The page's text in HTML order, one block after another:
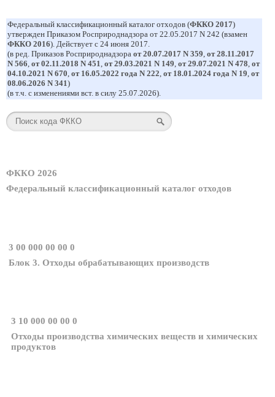
Федеральный классификационный каталог отходов (ФККО 2017)
утвержден Приказом Росприроднадзора от 22.05.2017 N 242 (взамен
ФККО 2016). Действует с 24 июня 2017.
(в ред. Приказов Росприроднадзора от 20.07.2017 N 359, от 28.11.2017
N 566, от 02.11.2018 N 451, от 29.03.2021 N 149, от 29.07.2021 N 478, от
04.10.2021 N 670, от 16.05.2022 года N 222, от 18.01.2024 года N 19, от
08.06.2026 N 341)
(в т.ч. с изменениями вст. в силу 25.07.2026).
ФККО 2026
Федеральный классификационный каталог отходов
3 00 000 00 00 0
Блок 3. Отходы обрабатывающих производств
3 10 000 00 00 0
Отходы производства химических веществ и химических
продуктов